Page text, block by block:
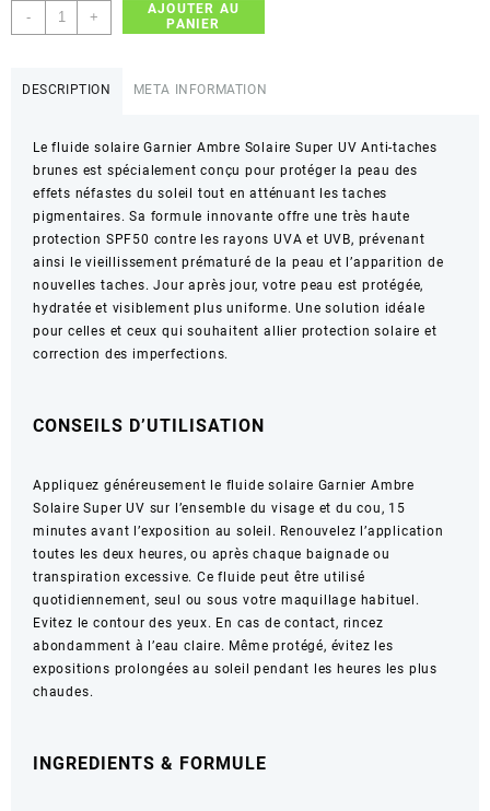
-
quantité
de
Super
UV
Anti-
taches
brunes
–
Très
Haute
Protection
SPF50
+
AJOUTER AU
PANIER
DESCRIPTION META INFORMATION
Le fluide solaire Garnier Ambre Solaire Super UV Anti-taches
brunes est spécialement conçu pour protéger la peau des
effets néfastes du soleil tout en atténuant les taches
pigmentaires. Sa formule innovante offre une très haute
protection SPF50 contre les rayons UVA et UVB, prévenant
ainsi le vieillissement prématuré de la peau et l’apparition de
nouvelles taches. Jour après jour, votre peau est protégée,
hydratée et visiblement plus uniforme. Une solution idéale
pour celles et ceux qui souhaitent allier protection solaire et
correction des imperfections.
CONSEILS D’UTILISATION
Appliquez généreusement le fluide solaire Garnier Ambre
Solaire Super UV sur l’ensemble du visage et du cou, 15
minutes avant l’exposition au soleil. Renouvelez l’application
toutes les deux heures, ou après chaque baignade ou
transpiration excessive. Ce fluide peut être utilisé
quotidiennement, seul ou sous votre maquillage habituel.
Evitez le contour des yeux. En cas de contact, rincez
abondamment à l’eau claire. Même protégé, évitez les
expositions prolongées au soleil pendant les heures les plus
chaudes.
INGREDIENTS & FORMULE